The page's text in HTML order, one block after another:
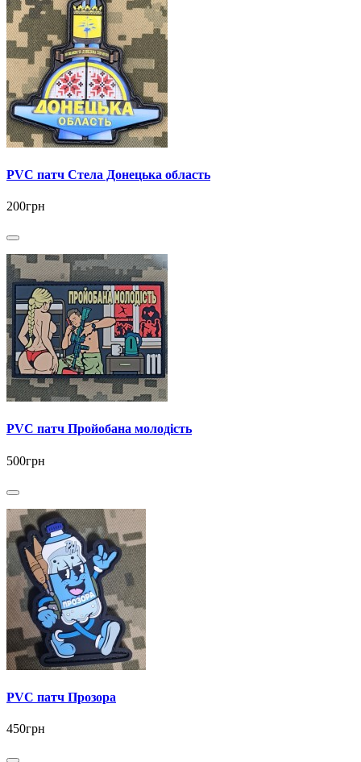
PVC патч Стела Донецька область
200грн
PVC патч Пройобана молодість
500грн
PVC патч Прозора
450грн